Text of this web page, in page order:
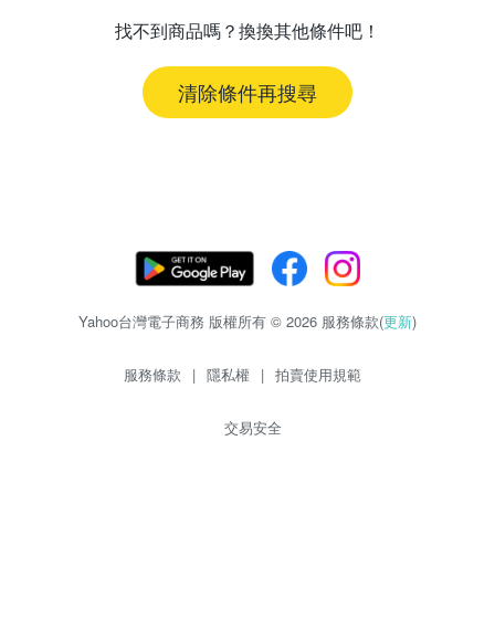
找不到商品嗎？換換其他條件吧！
清除條件再搜尋
Yahoo台灣電子商務 版權所有 © 2026 服務條款(更新)
服務條款 | 隱私權 | 拍賣使用規範
交易安全